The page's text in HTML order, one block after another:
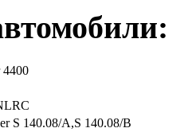
S 140.08/A,S 140.08/B